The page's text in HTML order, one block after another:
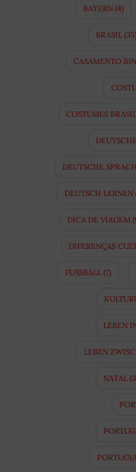
BAYERN(4)
BRASIL(35)
CASAMENTO
COSTUMES
DEUTSCHE
DEUTSCH LERNEN
DICA DE VIAGEM
DIFERENÇAS
FUSSBALL (7)
LEBEN
LEBEN
NATAL